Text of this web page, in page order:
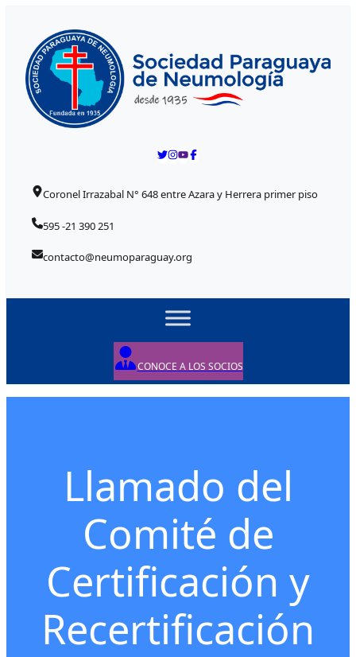
Coronel Irrazabal N° 648 entre Azara y Herrera primer piso
595 -21 390 251
contacto@neumoparaguay.org
CONOCE A LOS SOCIOS
Llamado del
Comité de
Certificación y
Recertificación